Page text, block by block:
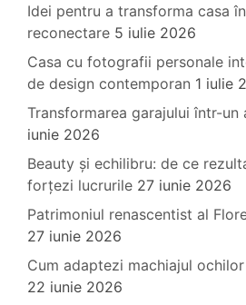
Idei pentru a transforma casa
reconectare 5 iulie 2026
Casa cu fotografii personale
de design contemporan 1 iulie
Transformarea garajului într-un
iunie 2026
Beauty și echilibru: de ce
forțezi lucrurile 27 iunie 2026
Patrimoniul renascentist al
27 iunie 2026
Cum adaptezi machiajul
22 iunie 2026